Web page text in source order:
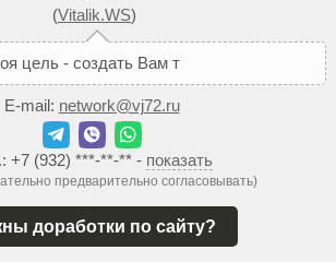
(Vitalik.WS)
оя цель - создать Вам та
E-mail: network@vj72.ru
+7 (932) ***-**-** - показать
предварительно согласовывать)
доработки по сайту?